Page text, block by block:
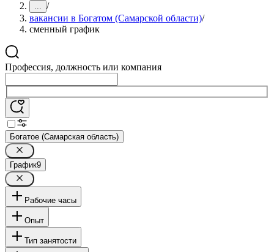
... /
вакансии в Богатом (Самарской области)/
сменный график
Профессия, должность или компания
Богатое (Самарская область)
График9
Рабочие часы
Опыт
Тип занятости